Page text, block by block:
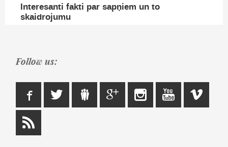
Interesanti fakti par sapņiem un to
skaidrojumu
Follow us: